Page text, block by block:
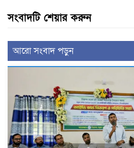
সংবাদটি শেয়ার করুন
আরো সংবাদ পড়ুন